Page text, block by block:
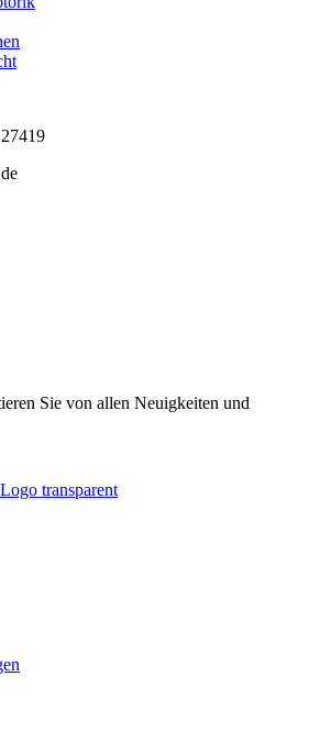
Sie von allen Neuigkeiten und